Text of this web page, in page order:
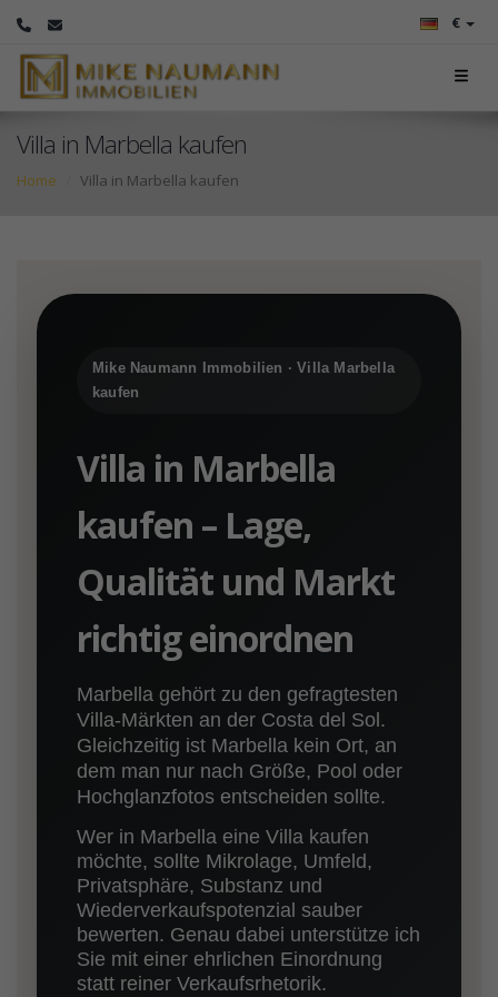
€
Villa in Marbella kaufen
Home Villa in Marbella kaufen
Mike Naumann Immobilien · Villa Marbella
kaufen
Villa in Marbella
kaufen – Lage,
Qualität und Markt
richtig einordnen
Marbella gehört zu den gefragtesten
Villa-Märkten an der Costa del Sol.
Gleichzeitig ist Marbella kein Ort, an
dem man nur nach Größe, Pool oder
Hochglanzfotos entscheiden sollte.
Wer in Marbella eine Villa kaufen
möchte, sollte Mikrolage, Umfeld,
Privatsphäre, Substanz und
Wiederverkaufspotenzial sauber
bewerten. Genau dabei unterstütze ich
Sie mit einer ehrlichen Einordnung
statt reiner Verkaufsrhetorik.